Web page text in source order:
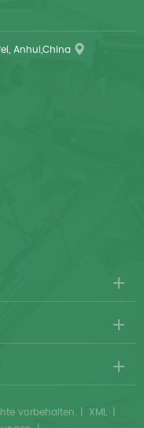
ist
Anhui,China
vorbehalten. | XML |